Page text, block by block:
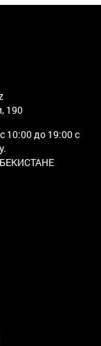
190
10:00 до 19:00 с